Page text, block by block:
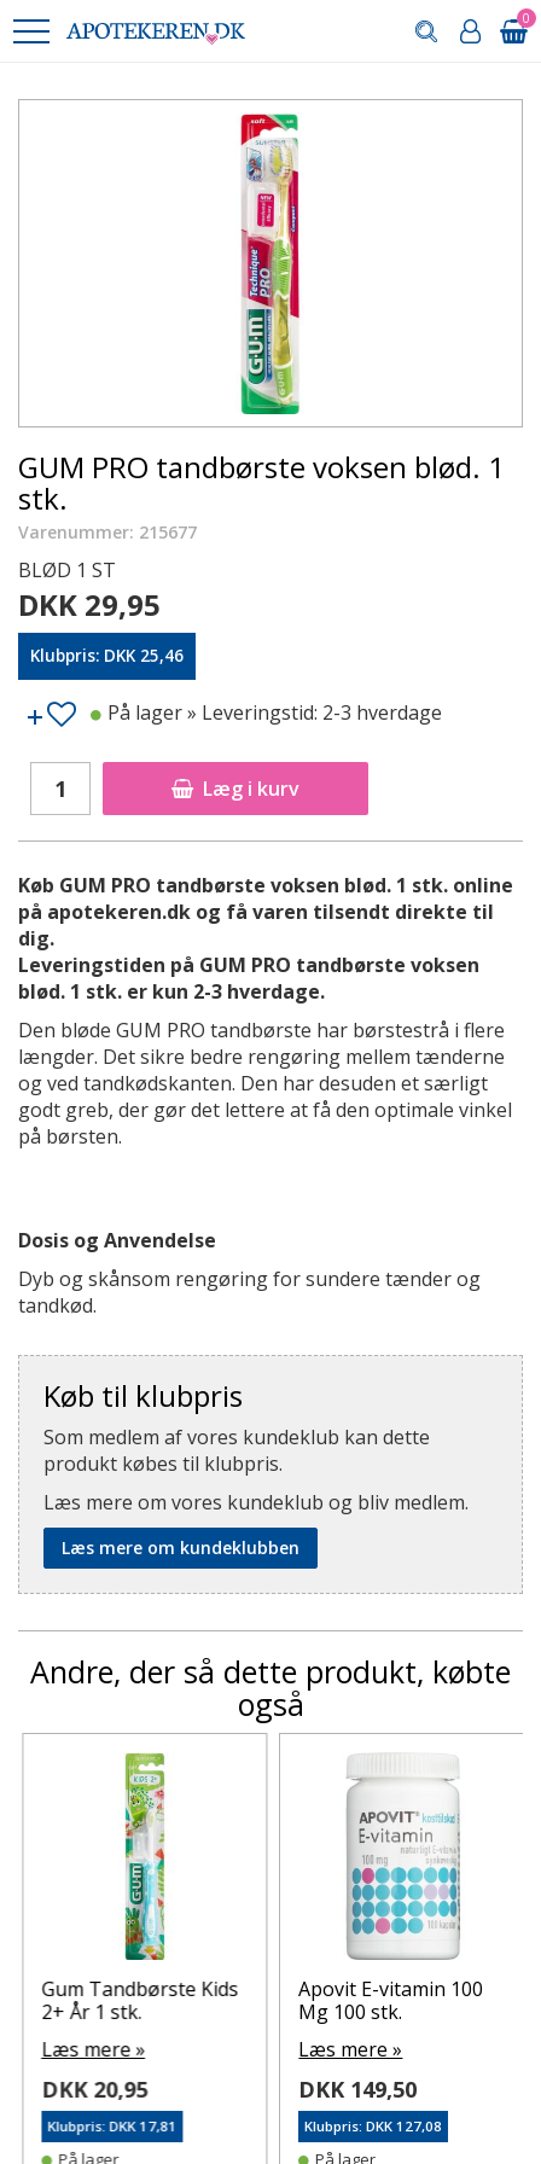
0
GUM PRO tandbørste voksen blød. 1
stk.
Varenummer: 215677
BLØD 1 ST
DKK 29,95
Klubpris: DKK 25,46
Læg i kurv
På lager» Leveringstid: 2-3 hverdage
Køb GUM PRO tandbørste voksen blød. 1 stk. online
på apotekeren.dk og få varen tilsendt direkte til
dig.
Leveringstiden på GUM PRO tandbørste voksen
blød. 1 stk. er kun 2-3 hverdage.
Den bløde GUM PRO tandbørste har børstestrå i flere
længder. Det sikre bedre rengøring mellem tænderne
og ved tandkødskanten. Den har desuden et særligt
godt greb, der gør det lettere at få den optimale vinkel
på børsten.
Dosis og Anvendelse
Dyb og skånsom rengøring for sundere tænder og
tandkød.
Køb til klubpris
Som medlem af vores kundeklub kan dette
produkt købes til klubpris.
Læs mere om vores kundeklub og bliv medlem.
Læs mere om kundeklubben
Andre, der så dette produkt, købte
også
Gum Tandbørste Kids
2+ År 1 stk.
Læs mere »
DKK 20,95
Klubpris: DKK 17,81
På lager
Apovit E-vitamin 100
Mg 100 stk.
Læs mere »
DKK 149,50
Klubpris: DKK 127,08
På lager